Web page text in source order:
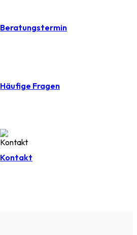
Beratungstermin
Häufige Fragen
Kontakt